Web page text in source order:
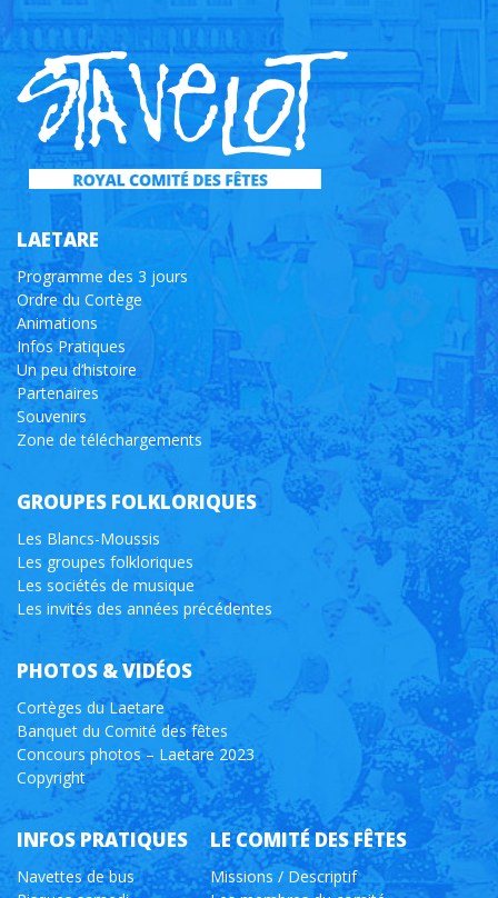
LAETARE
Programme des 3 jours
Ordre du Cortège
Animations
Infos Pratiques
Un peu d’histoire
Partenaires
Souvenirs
Zone de téléchargements
GROUPES FOLKLORIQUES
Les Blancs-Moussis
Les groupes folkloriques
Les sociétés de musique
Les invités des années précédentes
PHOTOS & VIDÉOS
Cortèges du Laetare
Banquet du Comité des fêtes
Concours photos – Laetare 2023
Copyright
INFOS PRATIQUES
Navettes de bus
LE COMITÉ DES FÊTES
Missions / Descriptif